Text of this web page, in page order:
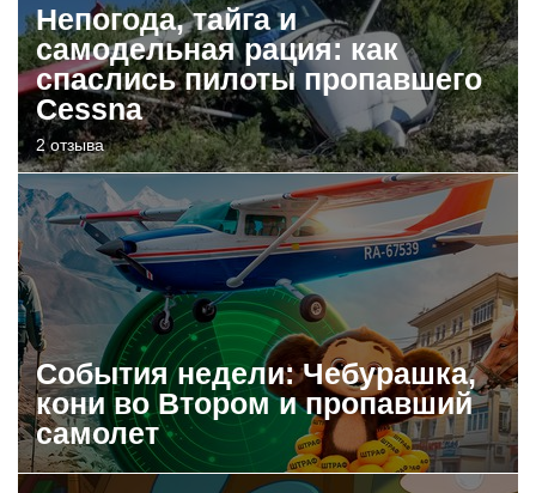
Непогода, тайга и
самодельная рация: как
спаслись пилоты пропавшего
Cessna
2 отзыва
События недели: Чебурашка,
кони во Втором и пропавший
самолет